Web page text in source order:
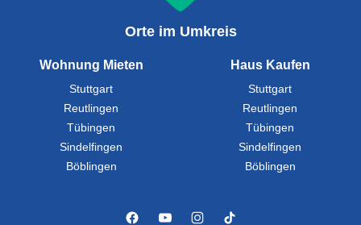
Orte im Umkreis
Wohnung Mieten
Stuttgart
Reutlingen
Tübingen
Sindelfingen
Böblingen
Haus Kaufen
Stuttgart
Reutlingen
Tübingen
Sindelfingen
Böblingen